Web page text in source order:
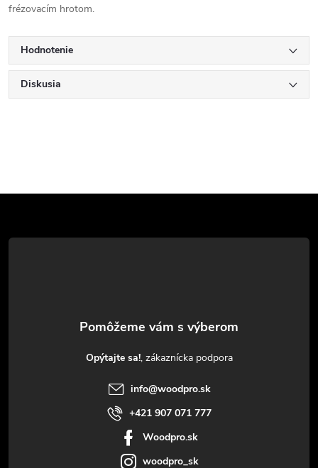
frézovacím hrotom.
Hodnotenie
Diskusia
á
Opýtajte sa!
info@woodpro.sk
+421 907 071 777
Woodpro.sk
woodpro_sk